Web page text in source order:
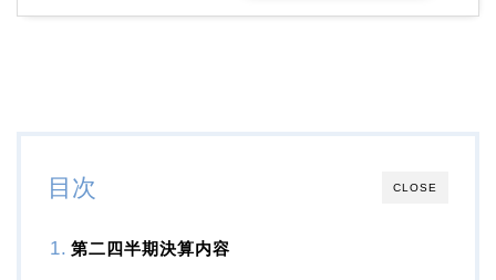
CLOSE
目次
第二四半期決算内容